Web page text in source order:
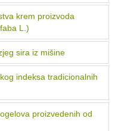
krem proizvoda
L.)
sira iz mišine
indeksa tradicionalnih
proizvedenih od